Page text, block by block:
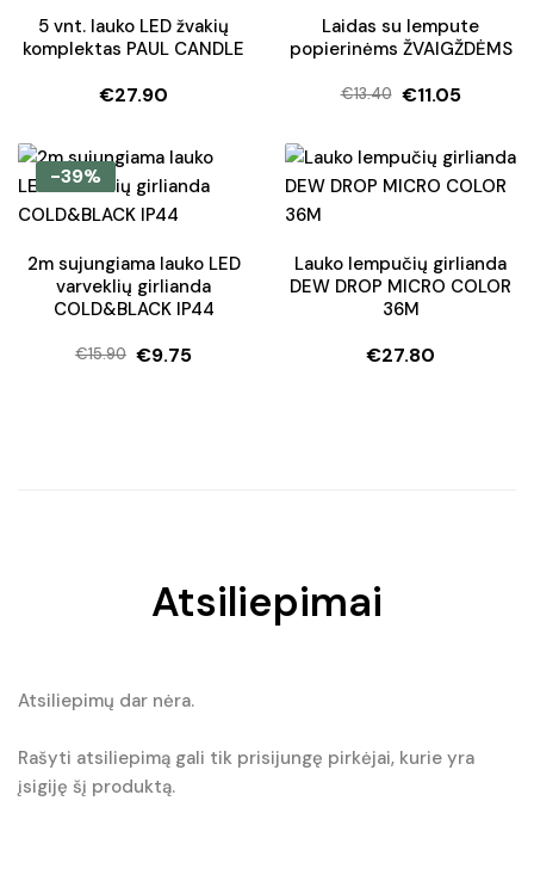
5 vnt. lauko LED žvakių
komplektas PAUL CANDLE
€27.90
Laidas su lempute
popierinėms ŽVAIGŽDĖMS
€13.40
Original
was:
€13.40.
€11.05
Current
is:
€11.05.
-39%
2m sujungiama lauko LED
varveklių girlianda
COLD&BLACK IP44
€15.90
Original
€9.75
Current
Lauko lempučių girlianda
DEW DROP MICRO COLOR
36M
€27.80
Atsiliepimai
Atsiliepimų dar nėra.
Rašyti atsiliepimą gali tik prisijungę pirkėjai, kurie yra
įsigiję šį produktą.